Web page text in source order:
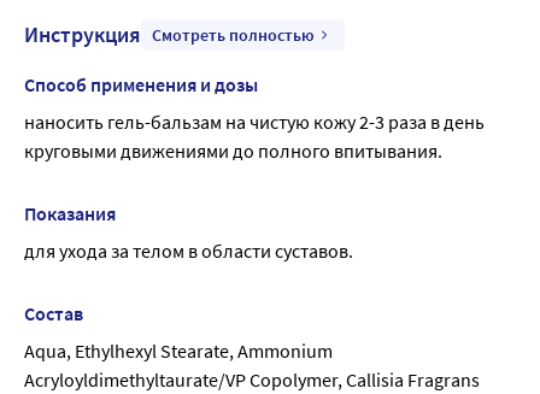
Инструкция Смотреть полностью
Способ применения и дозы
наносить гель-бальзам на чистую кожу 2-3 раза в день
круговыми движениями до полного впитывания.
Показания
для ухода за телом в области суставов.
Состав
Aqua, Ethylhexyl Stearate, Ammonium
Acryloyldimethyltaurate/VP Copolymer, Callisia Fragrans